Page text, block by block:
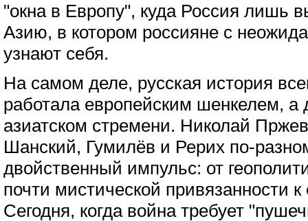
"окна в Европу", куда Россия лишь
Азию, в котором россияне с
узнают себя.
На самом деле, русская история
работала европейским шенкелем, а
азиатском стремени. Николай
Шанский, Гумилёв и Рерих по-
двойственный импульс: от
почти мистической привязанности
Сегодня, когда война требует